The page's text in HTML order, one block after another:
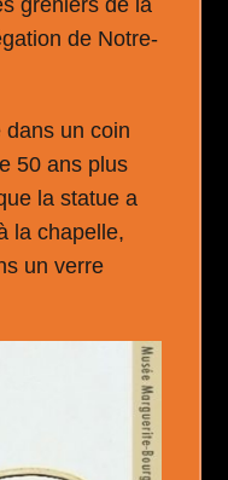
greniers de la
de Notre-
dans un coin
50 ans plus
la statue a
la chapelle,
un verre